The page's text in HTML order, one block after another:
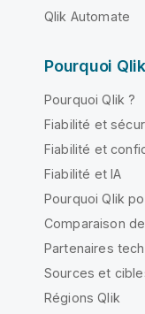
Qlik Automate
Pourquoi
Pourquoi Qlik ?
Fiabilité et
Fiabilité et
Fiabilité et IA
Pourquoi Qlik
Comparaison
Partenaires
Sources et
Régions Qlik